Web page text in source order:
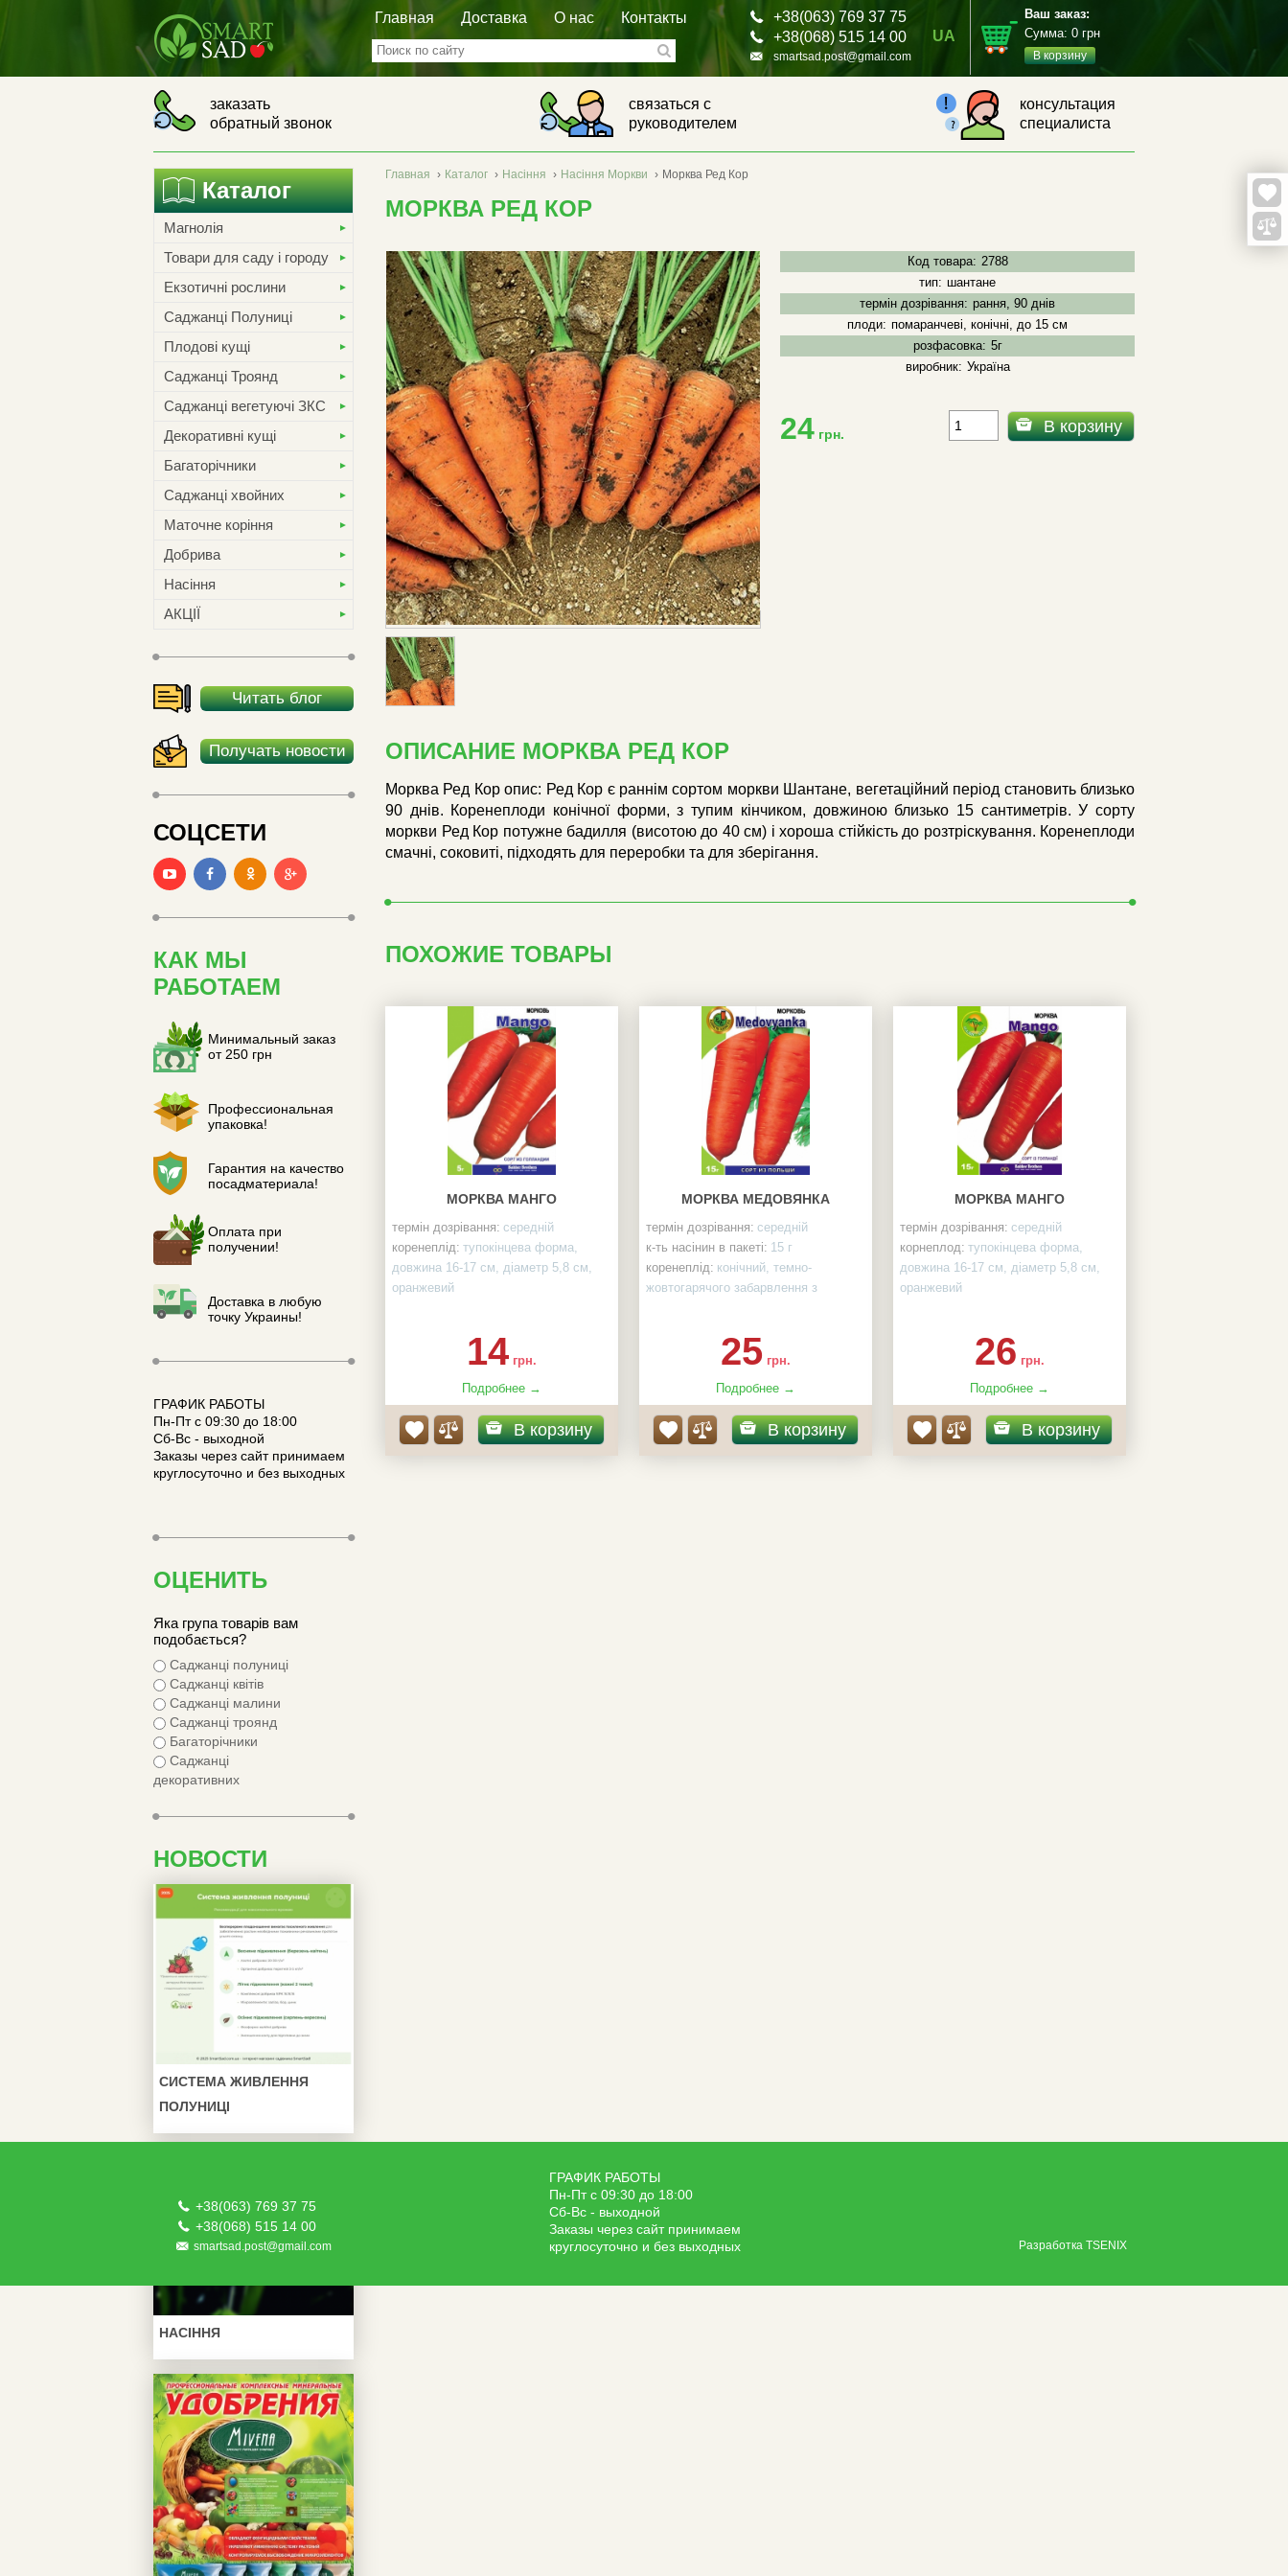
Главная Доставка О нас Контакты
+38(063) 769 37 75
+38(068) 515 14 00
smartsad.post@gmail.com
UA
Ваш заказ:
Сумма: 0 грн
В корзину
заказать
обратный звонок
связаться с
руководителем
консультация
специалиста
Каталог
Магнолія
Товари для саду і городу
Екзотичні рослини
Саджанці Полуниці
Плодові кущі
Саджанці Троянд
Саджанці вегетуючі ЗКС
Декоративні кущі
Багаторічники
Саджанці хвойних
Маточне коріння
Добрива
Насіння
АКЦІЇ
Читать блог
Получать новости
СОЦСЕТИ
КАК МЫ
РАБОТАЕМ
Минимальный заказ
от 250 грн
Профессиональная
упаковка!
Гарантия на качество
посадматериала!
Оплата при
получении!
Доставка в любую
точку Украины!
ГРАФИК РАБОТЫ
Пн-Пт с 09:30 до 18:00
Сб-Вс - выходной
Заказы через сайт принимаем
круглосуточно и без выходных
ОЦЕНИТЬ
Яка група товарів вам
подобається?
Саджанці полуниці
Саджанці квітів
Саджанці малини
Саджанці троянд
Багаторічники
Саджанці
декоративних
НОВОСТИ
СИСТЕМА ЖИВЛЕННЯ
ПОЛУНИЦІ
НАСІННЯ
Главная › Каталог › Насіння › Насіння Моркви › Морква Ред Кор
МОРКВА РЕД КОР
Код товара: 2788
тип: шантане
термін дозрівання: рання, 90 днів
плоди: помаранчеві, конічні, до 15 см
розфасовка: 5г
виробник: Україна
24 грн. В корзину
ОПИСАНИЕ МОРКВА РЕД КОР
Морква Ред Кор опис: Ред Кор є раннім сортом моркви Шантане, вегетаційний період становить близько
90 днів. Коренеплоди конічної форми, з тупим кінчиком, довжиною близько 15 сантиметрів. У сорту
моркви Ред Кор потужне бадилля (висотою до 40 см) і хороша стійкість до розтріскування. Коренеплоди
смачні, соковиті, підходять для переробки та для зберігання.
ПОХОЖИЕ ТОВАРЫ
МОРКВА МАНГО
термін дозрівання: середній
коренеплід: тупокінцева форма,
довжина 16-17 см, діаметр 5,8 см,
оранжевий
14 грн.
Подробнее →
В корзину
МОРКВА МЕДОВЯНКА
термін дозрівання: середній
к-ть насінин в пакеті: 15 г
коренеплід: конічний, темно-
жовтогарячого забарвлення з
25 грн.
Подробнее →
В корзину
МОРКВА МАНГО
термін дозрівання: середній
корнеплод: тупокінцева форма,
довжина 16-17 см, діаметр 5,8 см,
оранжевий
26 грн.
Подробнее →
В корзину
+38(063) 769 37 75
+38(068) 515 14 00
smartsad.post@gmail.com
ГРАФИК РАБОТЫ
Пн-Пт с 09:30 до 18:00
Сб-Вс - выходной
Заказы через сайт принимаем
круглосуточно и без выходных
Разработка TSENIX